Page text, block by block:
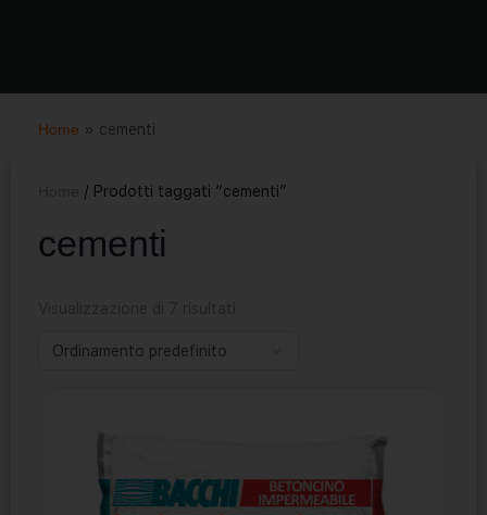
Home » cementi
/ Prodotti taggati “cementi”
cementi